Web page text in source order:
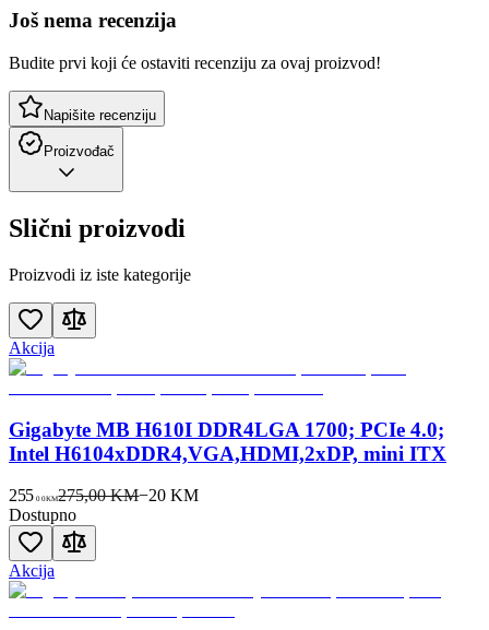
Još nema recenzija
Budite prvi koji će ostaviti recenziju za ovaj proizvod!
Napišite recenziju
Proizvođač
Slični proizvodi
Proizvodi iz iste kategorije
Akcija
Gigabyte MB H610I DDR4LGA 1700; PCIe 4.0;
Intel H6104xDDR4,VGA,HDMI,2xDP, mini ITX
255 00KM275,00 KM−20 KM
Dostupno
Akcija